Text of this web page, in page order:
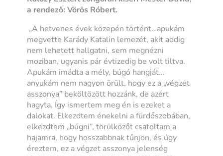
a rendező: Vörös Róbert.
„A hetvenes évek közepén történt…apukám
megvette Karády Katalin lemezét, akit addig
nem lehetett hallgatni, sem megnézni
moziban, ugyanis pár évtizedig be volt tiltva.
Apukám imádta a mély, búgó hangját…
anyukám nem nagyon örült, hogy ez a „végzet
asszonya” beköltözött hozzánk, de azért
hagyta. Így ismertem meg én is ezeket a
dalokat. Elkezdtem énekelni a fürdőszobában,
elkezdtem „búgni”, törülközőt csatoltam a
hajamra, hogy hosszabbnak tűnjön, és úgy
éreztem, ez a végzet asszonya jelenség